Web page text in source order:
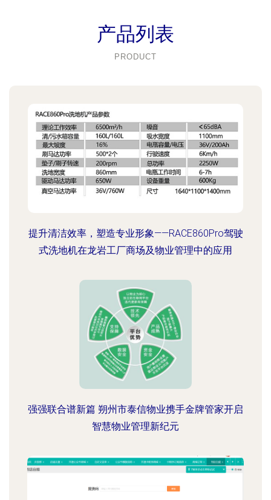
产品列表
PRODUCT
提升清洁效率，塑造专业形象——RACE860Pro驾驶
式洗地机在龙岩工厂商场及物业管理中的应用
强强联合谱新篇 朔州市泰信物业携手金牌管家开启
智慧物业管理新纪元